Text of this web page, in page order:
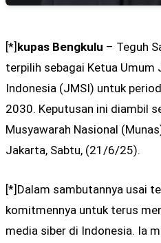
[*] kupas Bengkulu – Teguh
terpilih sebagai Ketua Umum
Indonesia (JMSI) untuk
2030. Keputusan ini diambil
Musyawarah Nasional
Jakarta, Sabtu, (21/6/25).
[*]Dalam sambutannya usai
komitmennya untuk terus
media siber di Indonesia. Ia